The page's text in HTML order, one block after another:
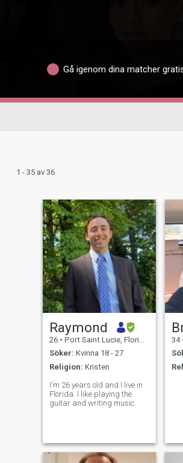
Gå igenom dina matcher
1 - 35 av 36
Raymond
26 • Port Saint Lucie, Florida, USA
Söker: Kvinna 18 - 27
Religion: Kristen
I'm 26 years old and I live in
Florida. I like playing the
guitar and writing music.
34